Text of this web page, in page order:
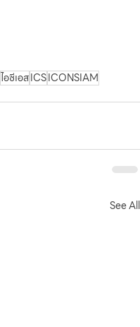
ไอซีเอสICSICONSIAM
See All